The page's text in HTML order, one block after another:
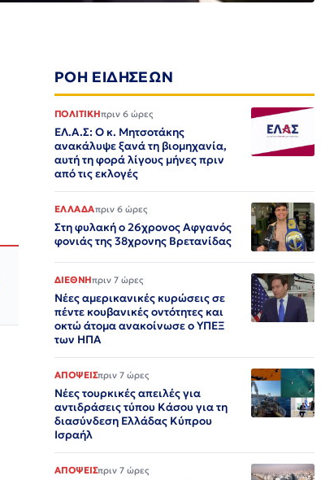
ΡΟΗ ΕΙΔΗΣΕΩΝ
ΠΟΛΙΤΙΚΗπριν 6 ώρες
ΕΛ.Α.Σ: Ο κ. Μητσοτάκης
ανακάλυψε ξανά τη βιομηχανία,
αυτή τη φορά λίγους μήνες πριν
από τις εκλογές
ΕΛΛΑΔΑπριν 6 ώρες
Στη φυλακή ο 26χρονος Αφγανός
φονιάς της 38χρονης Βρετανίδας
ΔΙΕΘΝΗπριν 7 ώρες
Νέες αμερικανικές κυρώσεις σε
πέντε κουβανικές οντότητες και
οκτώ άτομα ανακοίνωσε ο ΥΠΕΞ
των ΗΠΑ
ΑΠΟΨΕΙΣπριν 7 ώρες
Νέες τουρκικές απειλές για
αντιδράσεις τύπου Κάσου για τη
διασύνδεση Ελλάδας Κύπρου
Ισραήλ
ΑΠΟΨΕΙΣπριν 7 ώρες